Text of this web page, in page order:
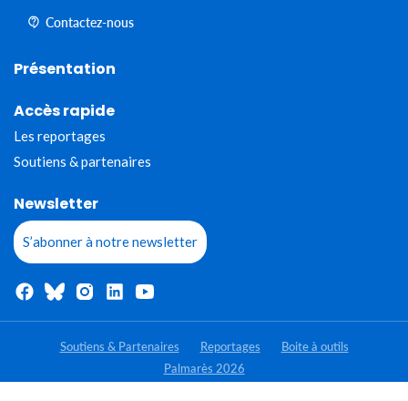
Contactez-nous
Présentation
Accès rapide
Les reportages
Soutiens & partenaires
Newsletter
S’abonner à notre newsletter
Soutiens & Partenaires Reportages
Boite à outils
Palmarès 2026